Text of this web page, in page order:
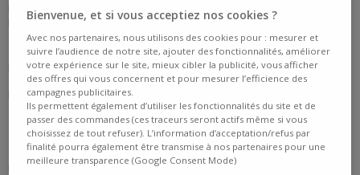
Michelin Pilot Sport 5
est un pneu été hautes performances
lancé en 2022. Successeur direct du très apprécié Pilot Sport 4, il a été
développé pour offrir encore plus deprécision de conduite , de
stabilité et demaîtriseà haute vitesse.
Il intègre la technologieDynamic Response, une innovation Michelin
qui améliore laréactivitédu pneu et sa capacité à suivre fidèlement
les trajectoires, même en conduite dynamique. Résultat : un
comportement routier plus affûté, pour un plaisir de conduite accru.
Sa réputation ne repose pas que sur les bancs d’essai : plusieurs
constructeurs prestigieux, comme Volkswagen ou Porsche
choisi ce pneu en première monte (OE) sur certains modèles. Une
reconnaissance qui souligne la qualité et la fiabilité du
Bienvenue, et si vous acceptiez nos cookies ?
Avec nos partenaires, nous utilisons des cookies pour : mesurer et
suivre l’audience de notre site, ajouter des fonctionnalités, améliorer
votre expérience sur le site, mieux cibler la publicité, vous afficher
des offres qui vous concernent et pour mesurer l’efficience des
campagnes publicitaires.
Ils permettent également d’utiliser les fonctionnalités du site et de
passer des commandes (ces traceurs seront actifs même si vous
choisissez de tout refuser). L’information d’acceptation/refus par
finalité pourra également être transmise à nos partenaires pour une
meilleure transparence (Google Consent Mode)